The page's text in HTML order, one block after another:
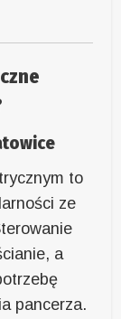
to
ze
a
pancerza.